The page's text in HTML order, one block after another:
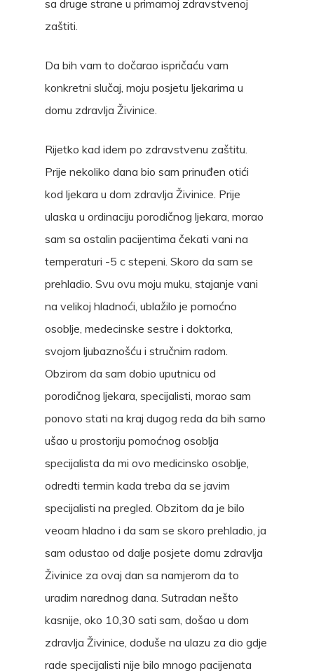
sa druge strane u primarnoj zdravstvenoj
zaštiti.
Da bih vam to dočarao ispričaću vam
konkretni slučaj, moju posjetu ljekarima u
domu zdravlja Živinice.
Rijetko kad idem po zdravstvenu zaštitu.
Prije nekoliko dana bio sam prinuđen otići
kod ljekara u dom zdravlja Živinice. Prije
ulaska u ordinaciju porodičnog ljekara, morao
sam sa ostalin pacijentima čekati vani na
temperaturi -5 c stepeni. Skoro da sam se
prehladio. Svu ovu moju muku, stajanje vani
na velikoj hladnoći, ublažilo je pomoćno
osoblje, medecinske sestre i doktorka,
svojom ljubaznošću i stručnim radom.
Obzirom da sam dobio uputnicu od
porodičnog ljekara, specijalisti, morao sam
ponovo stati na kraj dugog reda da bih samo
ušao u prostoriju pomoćnog osoblja
specijalista da mi ovo medicinsko osoblje,
odredti termin kada treba da se javim
specijalisti na pregled. Obzitom da je bilo
veoam hladno i da sam se skoro prehladio, ja
sam odustao od dalje posjete domu zdravlja
Živinice za ovaj dan sa namjerom da to
uradim narednog dana. Sutradan nešto
kasnije, oko 10,30 sati sam, došao u dom
zdravlja Živinice, doduše na ulazu za dio gdje
rade specijalisti nije bilo mnogo pacijenata